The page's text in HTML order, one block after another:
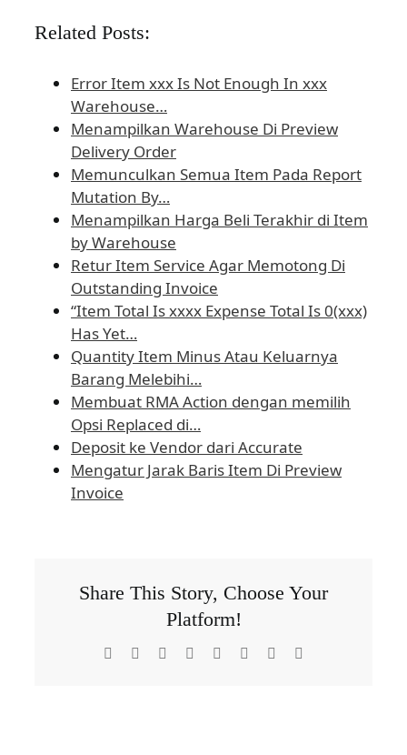
Related Posts:
Error Item xxx Is Not Enough In xxx
Warehouse…
Menampilkan Warehouse Di Preview
Delivery Order
Memunculkan Semua Item Pada Report
Mutation By…
Menampilkan Harga Beli Terakhir di Item
by Warehouse
Retur Item Service Agar Memotong Di
Outstanding Invoice
“Item Total Is xxxx Expense Total Is 0(xxx)
Has Yet…
Quantity Item Minus Atau Keluarnya
Barang Melebihi…
Membuat RMA Action dengan memilih
Opsi Replaced di…
Deposit ke Vendor dari Accurate
Mengatur Jarak Baris Item Di Preview
Invoice
Share This Story, Choose Your
Platform!
Facebook Reddit LinkedIn
TumblrPinterest